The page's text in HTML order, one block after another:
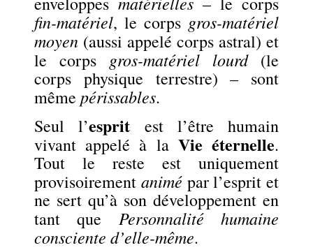
fin-matériel, le corps gros-matériel
moyen (aussi appelé corps astral) et
le corps gros-matériel lourd(le
corps physique terrestre) – sont
mêmepérissables.
Seul l’esprit est l’être humain
vivant appelé à la Vie éternelle.
Tout le reste est uniquement
provisoirement animépar l’esprit et
ne sert qu’à son développement en
tant que Personnalité humaine
consciente d’elle-même.